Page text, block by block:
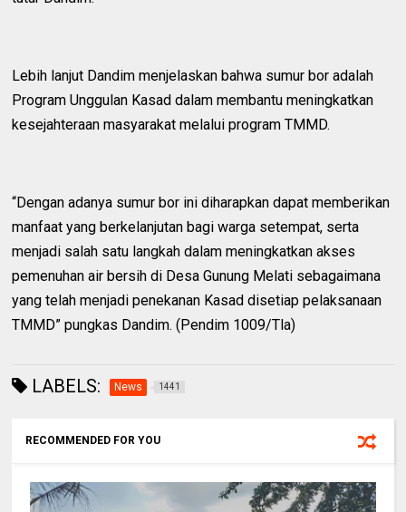
Lebih lanjut Dandim menjelaskan bahwa sumur bor adalah
Program Unggulan Kasad dalam membantu meningkatkan
kesejahteraan masyarakat melalui program TMMD.
“Dengan adanya sumur bor ini diharapkan dapat memberikan
manfaat yang berkelanjutan bagi warga setempat, serta
menjadi salah satu langkah dalam meningkatkan akses
pemenuhan air bersih di Desa Gunung Melati sebagaimana
yang telah menjadi penekanan Kasad disetiap pelaksanaan
TMMD” pungkas Dandim. (Pendim 1009/Tla)
LABELS: News 1441
RECOMMENDED FOR YOU